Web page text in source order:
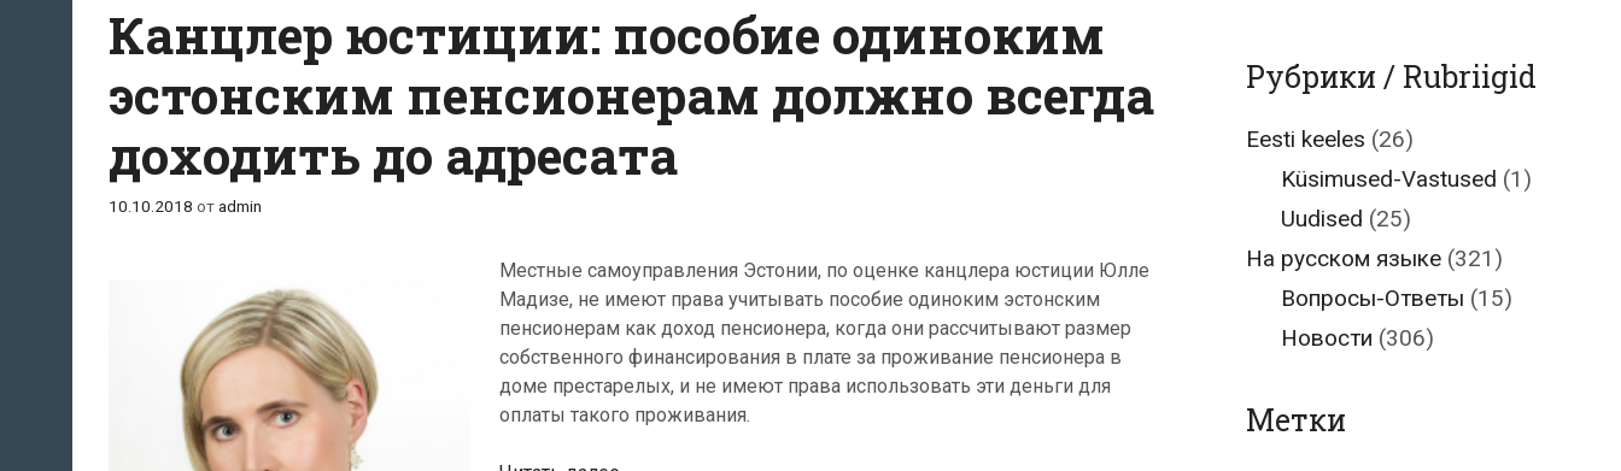
Канцлер юстиции: пособие одиноким
эстонским пенсионерам должно всегда
доходить до адресата
10.10.2018 отadmin
Местные самоуправления Эстонии, по оценке канцлера юстиции Юлле
Мадизе, не имеют права учитывать пособие одиноким эстонским
пенсионерам как доход пенсионера, когда они рассчитывают размер
собственного финансирования в плате за проживание пенсионера в
доме престарелых, и не имеют права использовать эти деньги для
оплаты такого проживания.
Рубрики / Rubriigid
Eesti keeles (26)
Küsimused-Vastused (1)
Uudised (25)
На русском языке (321)
Вопросы-Ответы (15)
Новости (306)
Метки